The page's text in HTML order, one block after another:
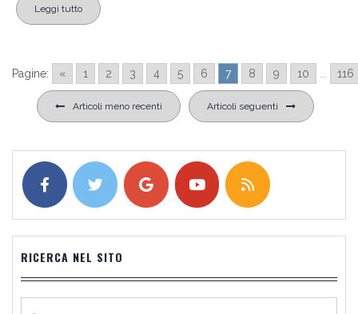
Leggi tutto
Pagine: « 1 2 3 4 5 6 7 8 9 10 116
Navigazione
articoli
Articoli meno recenti Articoli seguenti
RICERCA NEL SITO